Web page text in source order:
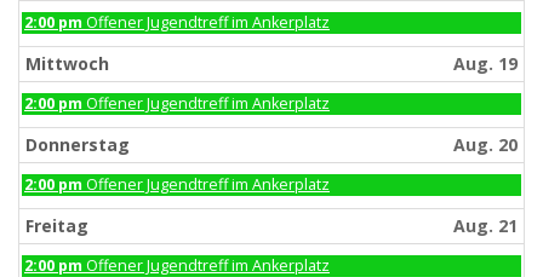
Dienstag,
August
18th
2026
2:00 pm Offener Jugendtreff im Ankerplatz
Mittwoch Aug. 19
Mittwoch,
August
19th
2026
2:00 pm Offener Jugendtreff im Ankerplatz
Donnerstag Aug. 20
Donnerstag,
August
20th
2026
2:00 pm Offener Jugendtreff im Ankerplatz
Freitag Aug. 21
Freitag,
2:00 pm Offener Jugendtreff im Ankerplatz